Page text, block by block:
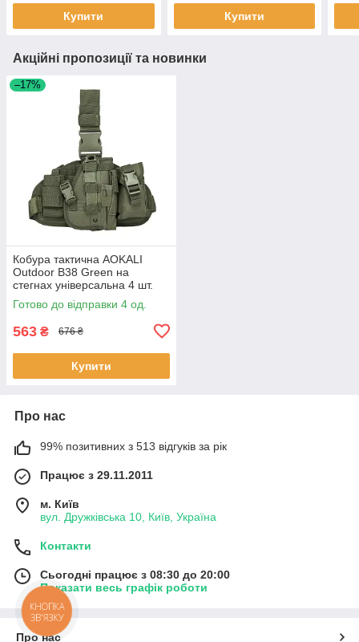
Купити Купити
Акційні пропозиції та новинки
–17%
Кобура тактична AOKALI
Outdoor B38 Green на
стегнах універсальна 4 шт.
Готово до відправки 4 од.
563 ₴ 676 ₴
Купити
Про нас
99% позитивних з 513 відгуків за рік
Працює з 29.11.2011
м. Київ
вул. Дружківська 10, Київ, Україна
Контакти
Сьогодні працює з 08:30 до 20:00
Показати весь графік роботи
Про нас
КНОПКА
ЗВ'ЯЗКУ